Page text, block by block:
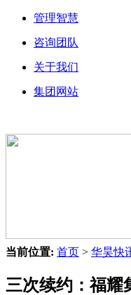
管理智慧
咨询团队
关于我们
集团网站
当前位置: 首页 > 华昊快
三次续约：福耀